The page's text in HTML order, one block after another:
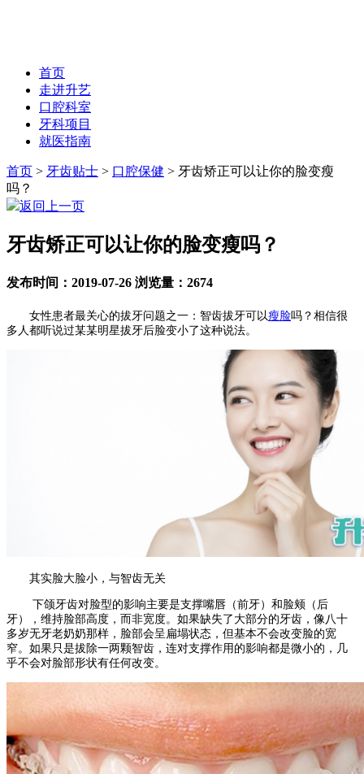
首页
走进升艺
口腔科室
牙科项目
就医指南
首页 > 牙齿贴士 > 口腔保健 > 牙齿矫正可以让你的脸变瘦
吗？
返回上一页
牙齿矫正可以让你的脸变瘦吗？
发布时间：2019-07-26 浏览量：2674
女性患者最关心的拔牙问题之一：智齿拔牙可以瘦脸吗？相信很
多人都听说过某某明星拔牙后脸变小了这种说法。
其实脸大脸小，与智齿无关
下颌牙齿对脸型的影响主要是支撑嘴唇（前牙）和脸颊（后
牙），维持脸部高度，而非宽度。如果缺失了大部分的牙齿，像八十
多岁无牙老奶奶那样，脸部会呈扁塌状态，但基本不会改变脸的宽
窄。如果只是拔除一两颗智齿，连对支撑作用的影响都是微小的，几
乎不会对脸部形状有任何改变。